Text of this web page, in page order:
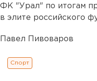
ФК "Урал" по итогам
в элите российского
Павел Пивоваров
Спорт